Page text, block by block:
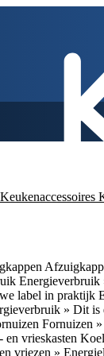
Energieverbruik
label in praktijk
» Dit is
Fornuizen
vrieskasten
vriezen »
Keukenaccessoires